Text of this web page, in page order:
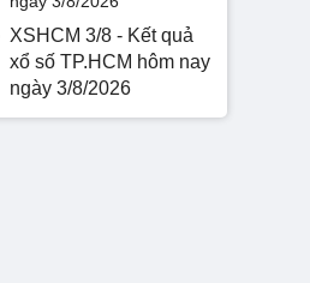
XSHCM 3/8 - Kết quả
xổ số TP.HCM hôm nay
ngày 3/8/2026